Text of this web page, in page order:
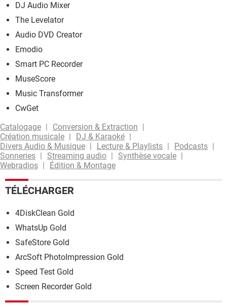
DJ Audio Mixer
The Levelator
Audio DVD Creator
Emodio
Smart PC Recorder
MuseScore
Music Transformer
CwGet
Catalogage
Conversion & Extraction
Création musicale
DJ & Karaoké
Divers Audio & Musique
Lecture & Playlists
Podcasts
Sonneries
Streaming audio
Synthèse vocale
Webradios
Édition & Montage
TÉLÉCHARGER
4DiskClean Gold
WhatsUp Gold
SafeStore Gold
ArcSoft PhotoImpression Gold
Speed Test Gold
Screen Recorder Gold